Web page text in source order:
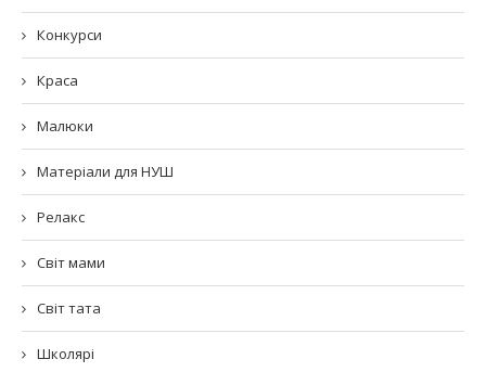
Конкурси
Краса
Малюки
Матеріали для НУШ
Релакс
Світ мами
Світ тата
Школярі